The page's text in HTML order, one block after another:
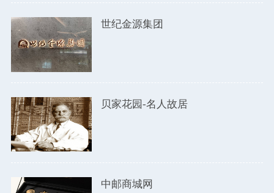
世纪金源集团
贝家花园-名人故居
中邮商城网